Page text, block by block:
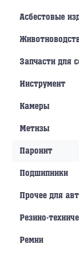
Асбестовые
Запчасти для
Инструмент
Камеры
Метизы
Паронит
Подшипники
Прочее для
Резино-
Ремни